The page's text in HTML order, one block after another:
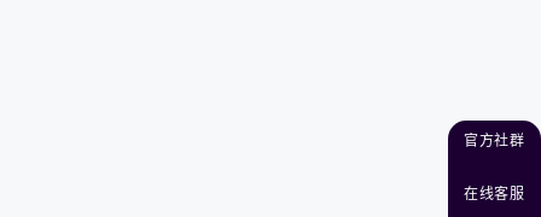
官方社群
在线客服